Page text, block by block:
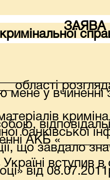
ЗАЯВА
області
мене у вчиненні
банківської
АКБ
що завдало
вступив
від